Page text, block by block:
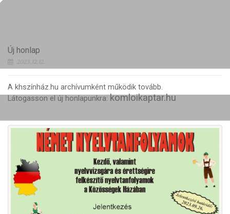
Új honlap
2023.12.12.
A khszínház.hu archívumként működik tovább.
Látogasson el új honlapunkra: komloikaptar.hu